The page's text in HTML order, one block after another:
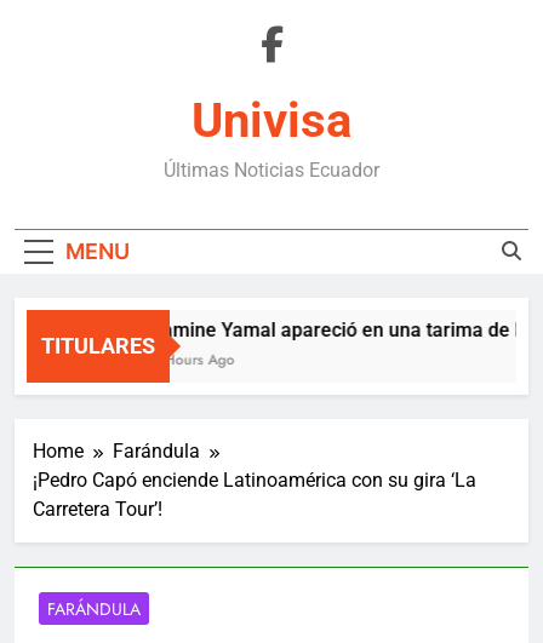
Univisa
Últimas Noticias Ecuador
MENU
TITULARES
Lamine Yamal apareció en una tarima de
3 Hours Ago
Home
Farándula
¡Pedro Capó enciende Latinoamérica con su gira ‘La
Carretera Tour’!
FARÁNDULA